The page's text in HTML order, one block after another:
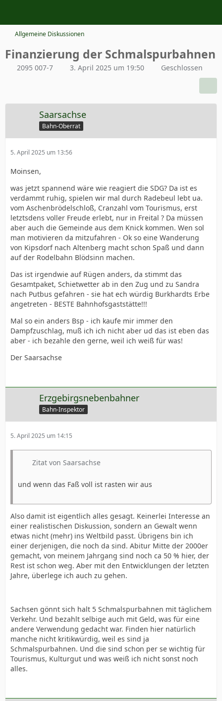
Allgemeine Diskussionen
Finanzierung der Schmalspurbahnen
2095 007-7 3. April 2025 um 19:50 Geschlossen
Saarsachse
Bahn-Oberrat
5. April 2025 um 13:56
Moinsen,
was jetzt spannend wäre wie reagiert die SDG? Da ist es
verdammt ruhig, spielen wir mal durch Radebeul lebt ua.
vom Aschenbrödelschloß, Cranzahl vom Tourismus, erst
letztsdens voller Freude erlebt, nur in Freital ? Da müssen
aber auch die Gemeinde aus dem Knick kommen. Wen sol
man motivieren da mitzufahren - Ok so eine Wanderung
von Kipsdorf nach Altenberg macht schon Spaß und dann
auf der Rodelbahn Blödsinn machen.
Das ist irgendwie auf Rügen anders, da stimmt das
Gesamtpaket, Schietwetter ab in den Zug und zu Sandra
nach Putbus gefahren - sie hat ech würdig Burkhardts Erbe
angetreten - BESTE Bahnhofsgaststätte!!!
Mal so ein anders Bsp - ich kaufe mir immer den
Dampfzuschlag, muß ich ich nicht aber ud das ist eben das
aber - ich bezahle den gerne, weil ich weiß für was!
Der Saarsachse
Erzgebirgsnebenbahner
Bahn-Inspektor
5. April 2025 um 14:15
Zitat von Saarsachse
und wenn das Faß voll ist rasten wir aus
Also damit ist eigentlich alles gesagt. Keinerlei Interesse an
einer realistischen Diskussion, sondern an Gewalt wenn
etwas nicht (mehr) ins Weltbild passt. Übrigens bin ich
einer derjenigen, die noch da sind. Abitur Mitte der 2000er
gemacht, von meinem Jahrgang sind noch ca 50 % hier, der
Rest ist schon weg. Aber mit den Entwicklungen der letzten
Jahre, überlege ich auch zu gehen.
Sachsen gönnt sich halt 5 Schmalspurbahnen mit täglichem
Verkehr. Und bezahlt selbige auch mit Geld, was für eine
andere Verwendung gedacht war. Finden hier natürlich
manche nicht kritikwürdig, weil es sind ja
Schmalspurbahnen. Und die sind schon per se wichtig für
Tourismus, Kulturgut und was weiß ich nicht sonst noch
alles.